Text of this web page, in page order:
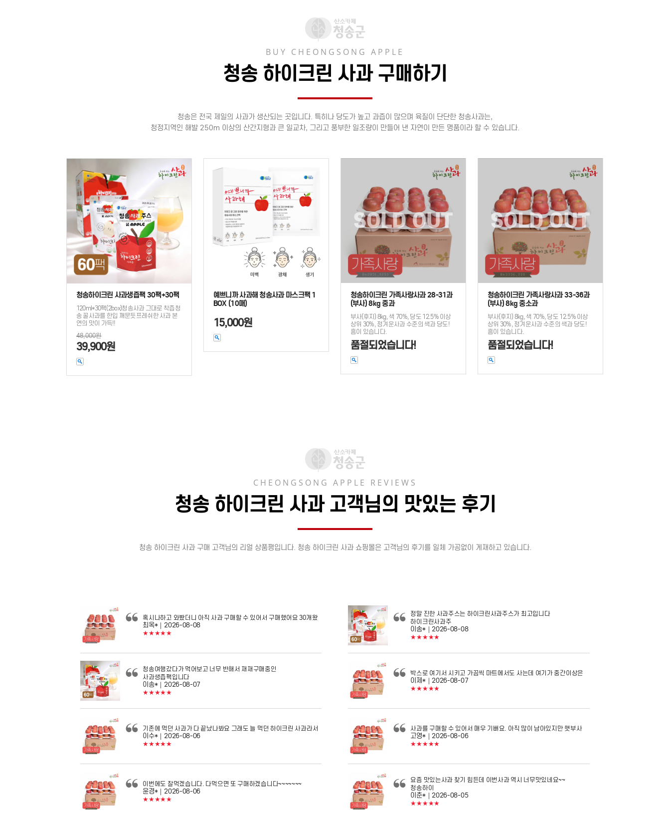
BUY CHEONGSONG APPLE
청송 하이크린 사과 구매하기
청송은 전국 제일의 사과가 생산되는 곳입니다. 특히나 당도가 높고 과즙이 많으며 육질이 단단한 청송사과는,
청정지역인 해발 250m 이상의 산간지형과 큰 일교차, 그리고 풍부한 일조량이 만들어 낸 자연이 만든 명품이라 할 수 있습니다.
청송하이크린 사과생즙팩 30팩+30팩
120ml*30팩(2box)청송사과 그대로 착즙청
송 꿀사과를 한입 깨문듯프레쉬한 사과 본
연의 맛이 가득!!
48,000원
39,900원
예쁘니까 사과해 청송사과 마스크팩 1
BOX (10매)
15,000원
청송하이크린 가족사랑사과 28-31과
(부사) 8kg 중과
부사(후지) 8kg, 색 70%, 당도 12.5% 이상
상위 30%, 정겨운사과 수준의 색과 당도!
흠이 있습니다.
품절되었습니다!
청송하이크린 가족사랑사과 33-36과
(부사) 8kg 중소과
부사(후지) 8kg, 색 70%, 당도 12.5% 이상
상위 30%, 정겨운사과 수준의 색과 당도!
흠이 있습니다.
품절되었습니다!
CHEONGSONG APPLE REVIEWS
청송 하이크린 사과 고객님의 맛있는 후기
청송 하이크린 사과 구매 고객님의 리얼 상품평입니다. 청송 하이크린 사과 쇼핑몰은 고객님의 후기를 일체 가공없이 게재하고 있습니다.
혹시나하고 와봤더니 아직 사과 구매할 수 있어서 구매했어요 30개왔
최옥*｜2026-08-08
★★★★★
정말 진한 사과주스는 하이크린사과주스가 최고입니다
하이크린사과주
이송*｜2026-08-08
★★★★★
청송여행갔다가 먹어보고 너무 반해서 재재구매중인
사과생즙팩입니다
이송*｜2026-08-07
★★★★★
박스로 여기서 시키고 가끔씩 마트에서도 사는데 여기가 중간이상은
이제*｜2026-08-07
★★★★★
기존에 먹던 사과가 다 끝났나봐요 그래도 늘 먹던 하이크린 사과라서
이수*｜2026-08-06
★★★★★
사과를 구매할 수 있어서 매우 기뻐요. 아직 많이 남아있지만 햇부사
고영*｜2026-08-06
★★★★★
이번에도 잘먹겠습니다. 다먹으면 또 구매하겠습니다~~~~~~~
윤경*｜2026-08-06
★★★★★
요즘 맛있는사과 찾기 힘든데 이번사과 역시 너무맛있네요~~
청송하이
이춘*｜2026-08-05
★★★★★